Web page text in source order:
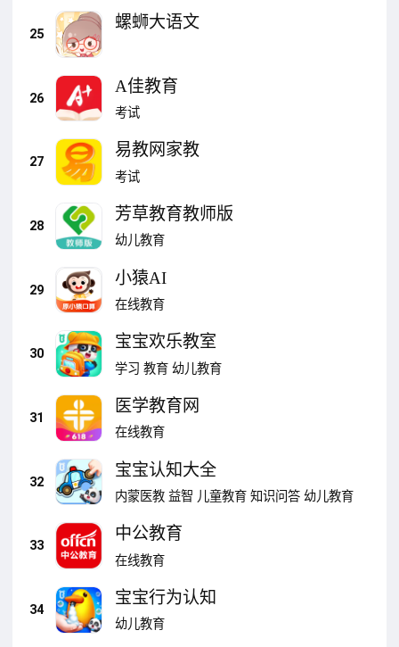
25
螺蛳大语文
26
A佳教育
考试
27
易教网家教
考试
28
芳草教育教师版
幼儿教育
29
小猿AI
在线教育
30
宝宝欢乐教室
学习 教育 幼儿教育
31
医学教育网
在线教育
32
宝宝认知大全
内蒙医教 益智 儿童教育 知识问答 幼儿教育
33
中公教育
在线教育
34
宝宝行为认知
幼儿教育